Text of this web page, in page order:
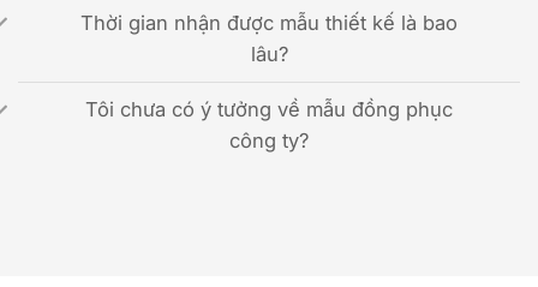
Thời gian nhận được mẫu thiết kế là bao
lâu?
Tôi chưa có ý tưởng về mẫu đồng phục
công ty?